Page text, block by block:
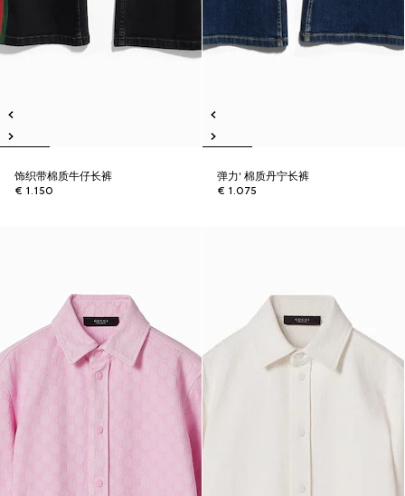
饰织带棉质牛仔长裤
€ 1.150
弹力' 棉质丹宁长裤
€ 1.075